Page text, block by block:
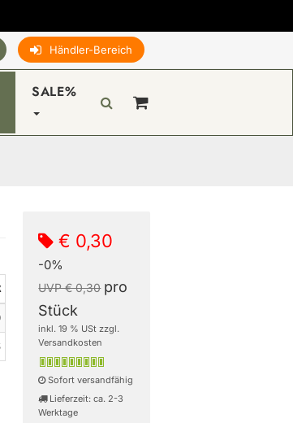
Händler-Bereich
SALE%
€ 0,30
-0%
UVP € 0,30 pro
Stück
inkl. 19 % USt zzgl.
Versandkosten
Sofort versandfähig
Lieferzeit: ca. 2-3
Werktage